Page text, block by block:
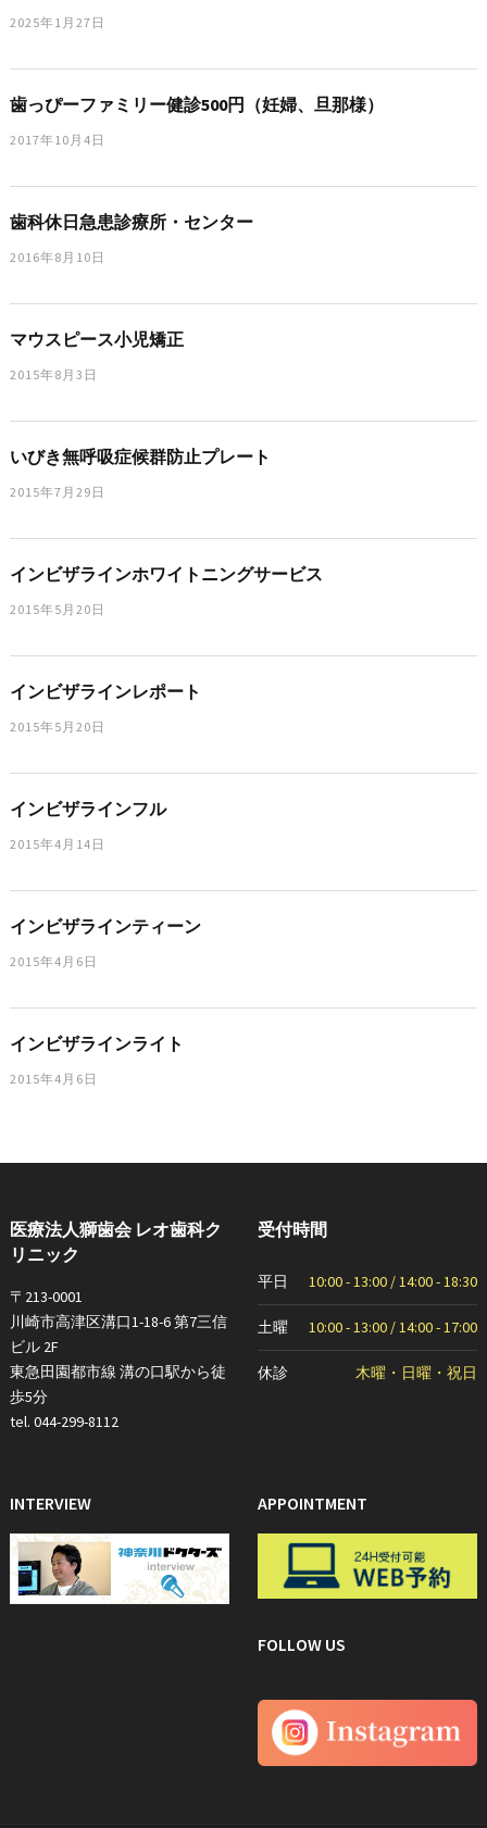
2025年1月27日
歯っぴーファミリー健診500円（妊婦、旦那様）
2017年10月4日
歯科休日急患診療所・センター
2016年8月10日
マウスピース小児矯正
2015年8月3日
いびき無呼吸症候群防止プレート
2015年7月29日
インビザラインホワイトニングサービス
2015年5月20日
インビザラインレポート
2015年5月20日
インビザラインフル
2015年4月14日
インビザラインティーン
2015年4月6日
インビザラインライト
2015年4月6日
医療法人獅歯会 レオ歯科ク
リニック
〒213-0001
川崎市高津区溝口1-18-6 第7三信
ビル 2F
東急田園都市線 溝の口駅から徒
歩5分
tel. 044-299-8112
受付時間
平日 10:00 - 13:00 / 14:00 - 18:30
土曜 10:00 - 13:00 / 14:00 - 17:00
休診 木曜・日曜・祝日
INTERVIEW APPOINTMENT
FOLLOW US